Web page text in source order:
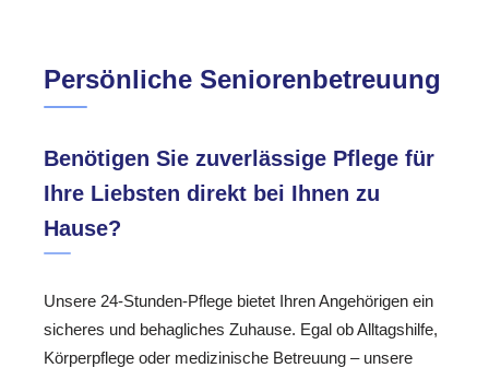
Persönliche Seniorenbetreuung
Benötigen Sie zuverlässige Pflege für
Ihre Liebsten direkt bei Ihnen zu
Hause?
Unsere 24-Stunden-Pflege bietet Ihren Angehörigen ein
sicheres und behagliches Zuhause. Egal ob Alltagshilfe,
Körperpflege oder medizinische Betreuung – unsere